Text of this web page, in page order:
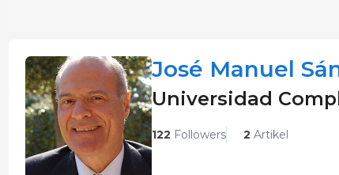
José Manuel
Universidad
122 Followers 2 Artikel